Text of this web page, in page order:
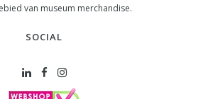
van museum merchandise.
SOCIAL